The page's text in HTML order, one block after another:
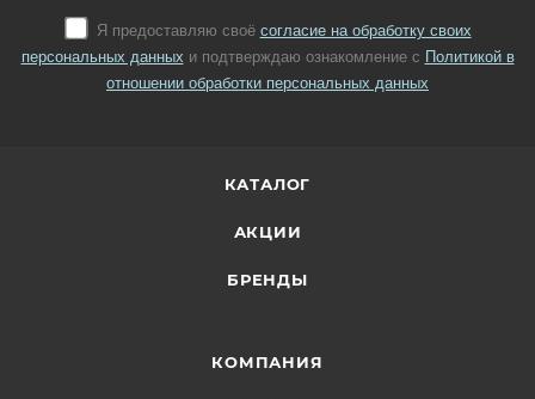
Я предоставляю своё согласие на обработку своих
персональных данных и подтверждаю ознакомление с Политикой в
отношении обработки персональных данных
КАТАЛОГ
АКЦИИ
БРЕНДЫ
КОМПАНИЯ